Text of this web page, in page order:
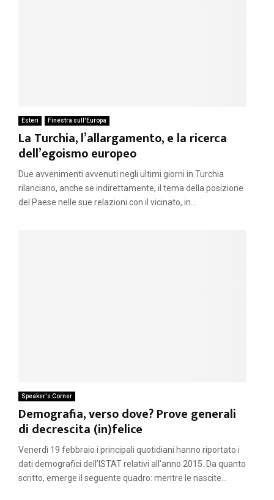
Esteri Finestra sull'Europa
La Turchia, l’allargamento, e la ricerca
dell’egoismo europeo
Due avvenimenti avvenuti negli ultimi giorni in Turchia
rilanciano, anche se indirettamente, il tema della posizione
del Paese nelle sue relazioni con il vicinato, in...
Speaker's Corner
Demografia, verso dove? Prove generali
di decrescita (in)felice
Venerdì 19 febbraio i principali quotidiani hanno riportato i
dati demografici dell’ISTAT relativi all’anno 2015. Da quanto
scritto, emerge il seguente quadro: mentre le nascite...